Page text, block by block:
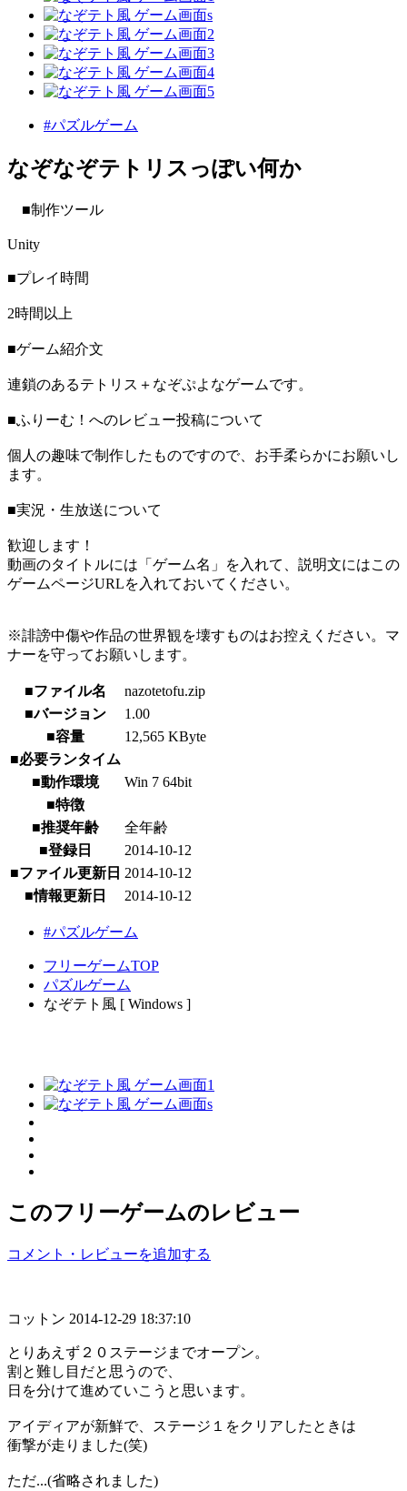
#パズルゲーム
なぞなぞテトリスっぽい何か
■制作ツール
Unity
■プレイ時間
2時間以上
■ゲーム紹介文
連鎖のあるテトリス＋なぞぷよなゲームです。
■ふりーむ！へのレビュー投稿について
個人の趣味で制作したものですので、お手柔らかにお願いし
ます。
■実況・生放送について
歓迎します！
動画のタイトルには「ゲーム名」を入れて、説明文にはこの
ゲームページURLを入れておいてください。
※誹謗中傷や作品の世界観を壊すものはお控えください。マ
ナーを守ってお願いします。
■ファイル名
nazotetofu.zip
■バージョン
1.00
■容量
12,565 KByte
■必要ランタイム
■動作環境
Win 7 64bit
■特徴
■推奨年齢
全年齢
■登録日
2014-10-12
■ファイル更新日 2014-10-12
■情報更新日
2014-10-12
#パズルゲーム
フリーゲームTOP
パズルゲーム
なぞテト風 [ Windows ]
このフリーゲームのレビュー
コメント・レビューを追加する
コットン 2014-12-29 18:37:10
とりあえず２０ステージまでオープン。
割と難し目だと思うので、
日を分けて進めていこうと思います。
アイディアが新鮮で、ステージ１をクリアしたときは
衝撃が走りました(笑)
ただ...(省略されました)